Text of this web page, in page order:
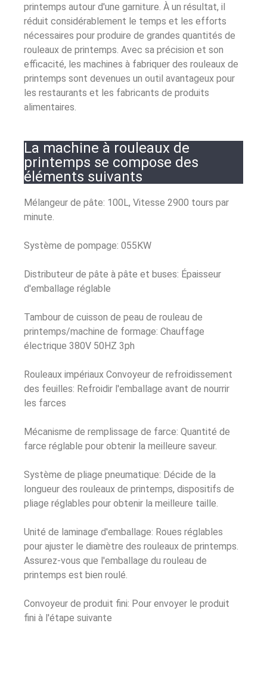
printemps autour d'une garniture. À un résultat, il
réduit considérablement le temps et les efforts
nécessaires pour produire de grandes quantités de
rouleaux de printemps. Avec sa précision et son
efficacité, les machines à fabriquer des rouleaux de
printemps sont devenues un outil avantageux pour
les restaurants et les fabricants de produits
alimentaires.
La machine à rouleaux de
printemps se compose des
éléments suivants
Mélangeur de pâte: 100L, Vitesse 2900 tours par
minute.
Système de pompage: 055KW
Distributeur de pâte à pâte et buses: Épaisseur
d'emballage réglable
Tambour de cuisson de peau de rouleau de
printemps/machine de formage: Chauffage
électrique 380V 50HZ 3ph
Rouleaux impériaux Convoyeur de refroidissement
des feuilles: Refroidir l'emballage avant de nourrir
les farces
Mécanisme de remplissage de farce: Quantité de
farce réglable pour obtenir la meilleure saveur.
Système de pliage pneumatique: Décide de la
longueur des rouleaux de printemps, dispositifs de
pliage réglables pour obtenir la meilleure taille.
Unité de laminage d'emballage: Roues réglables
pour ajuster le diamètre des rouleaux de printemps.
Assurez-vous que l'emballage du rouleau de
printemps est bien roulé.
Convoyeur de produit fini: Pour envoyer le produit
fini à l'étape suivante